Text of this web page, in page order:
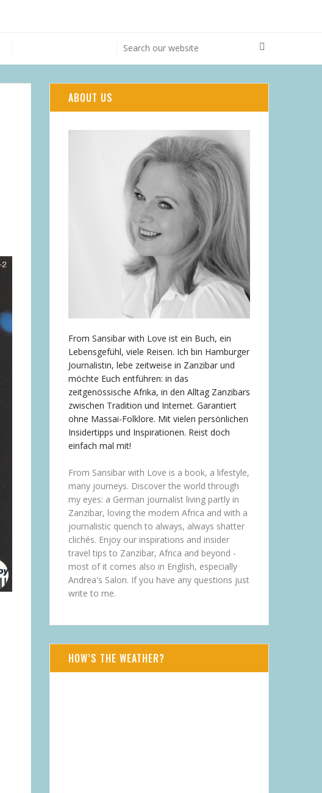
ABOUT US
From Sansibar with Love ist ein Buch, ein
Lebensgefühl, viele Reisen. Ich bin Hamburger
Journalistin, lebe zeitweise in Zanzibar und
möchte Euch entführen: in das
zeitgenössische Afrika, in den Alltag Zanzibars
zwischen Tradition und Internet. Garantiert
ohne Massai-Folklore. Mit vielen persönlichen
Insidertipps und Inspirationen. Reist doch
einfach mal mit!
From Sansibar with Love is a book, a lifestyle,
many journeys. Discover the world through
my eyes: a German journalist living partly in
Zanzibar, loving the modern Africa and with a
journalistic quench to always, always shatter
clichés. Enjoy our inspirations and insider
travel tips to Zanzibar, Africa and beyond -
most of it comes also in English, especially
Andrea's Salon. If you have any questions just
write to me.
HOW’S THE WEATHER?